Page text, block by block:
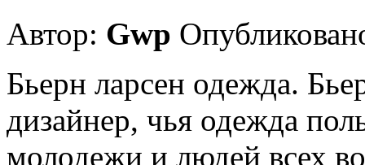
Автор: Gwp
Бьерн ларсен одежда.
дизайнер, чья одежда
молодежи и людей всех